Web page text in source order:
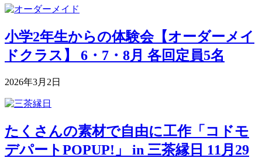
小学2年生からの体験会【オーダーメイ
ドクラス】 6・7・8月 各回定員5名
2026年3月2日
たくさんの素材で自由に工作「コドモ
デパートPOPUP!」 in 三茶縁日 11月29